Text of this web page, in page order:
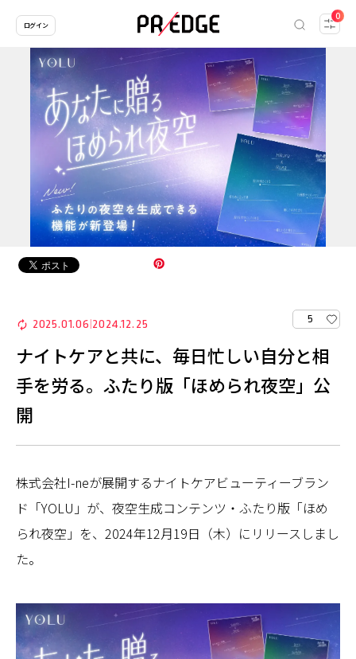
0
ログイン
2025.01.06 2024.12.25 5
ナイトケアと共に、毎日忙しい自分と相
手を労る。ふたり版「ほめられ夜空」公
開
株式会社I-neが展開するナイトケアビューティーブラン
ド「YOLU」が、夜空生成コンテンツ・ふたり版「ほめ
られ夜空」を、2024年12月19日（木）にリリースしまし
た。